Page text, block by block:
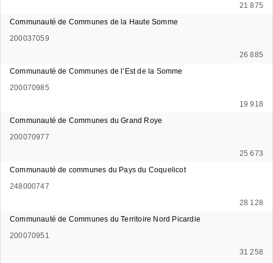
21 875
Communauté de Communes de la Haute Somme
200037059
26 885
Communauté de Communes de l’Est de la Somme
200070985
19 918
Communauté de Communes du Grand Roye
200070977
25 673
Communauté de communes du Pays du Coquelicot
248000747
28 128
Communauté de Communes du Territoire Nord Picardie
200070951
31 258